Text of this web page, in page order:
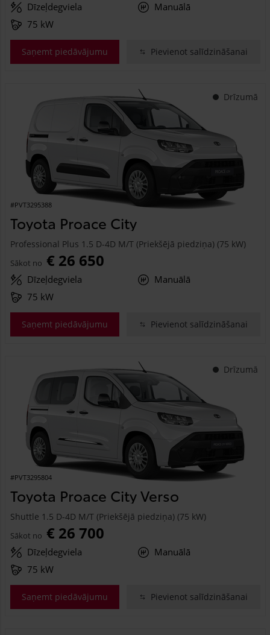
Dīzeļdegviela
Manuālā
75 kW
Saņemt piedāvājumu Pievienot salīdzināšanai
Drīzumā
#PVT3295388
Toyota Proace City
Professional Plus 1.5 D-4D M/T (Priekšējā piedziņa) (75 kW)
Sākot no € 26 650
Dīzeļdegviela
Manuālā
75 kW
Saņemt piedāvājumu Pievienot salīdzināšanai
Drīzumā
#PVT3295804
Toyota Proace City Verso
Shuttle 1.5 D-4D M/T (Priekšējā piedziņa) (75 kW)
Sākot no € 26 700
Dīzeļdegviela
Manuālā
75 kW
Saņemt piedāvājumu Pievienot salīdzināšanai